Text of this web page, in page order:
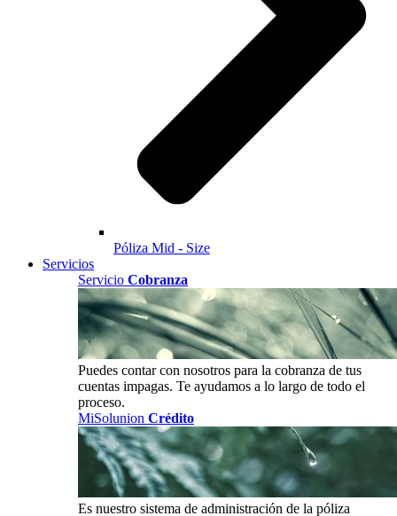
Póliza Mid - Size
Servicios
Servicio Cobranza
Puedes contar con nosotros para la cobranza de tus
cuentas impagas. Te ayudamos a lo largo de todo el
proceso.
MiSolunion Crédito
Es nuestro sistema de administración de la póliza